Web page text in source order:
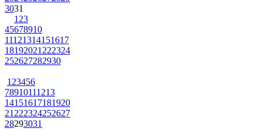
3031
123
45678910
11121314151617
18192021222324
252627282930
123456
78910111213
14151617181920
21222324252627
28293031